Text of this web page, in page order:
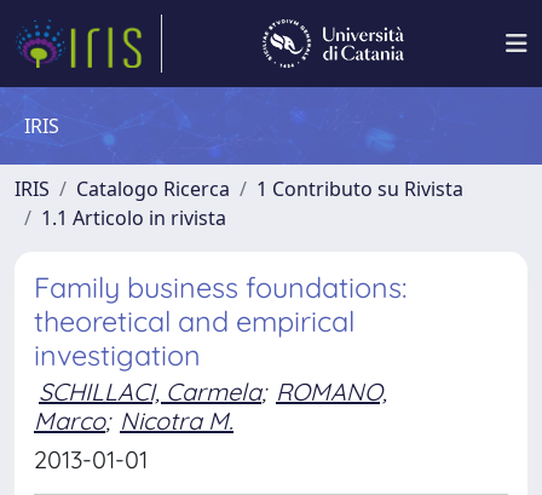
IRIS
IRIS Catalogo Ricerca
1 Contributo su Rivista
1.1 Articolo in rivista
Family business foundations:
theoretical and empirical
investigation
SCHILLACI, Carmela; ROMANO,
Marco; Nicotra M.
2013-01-01